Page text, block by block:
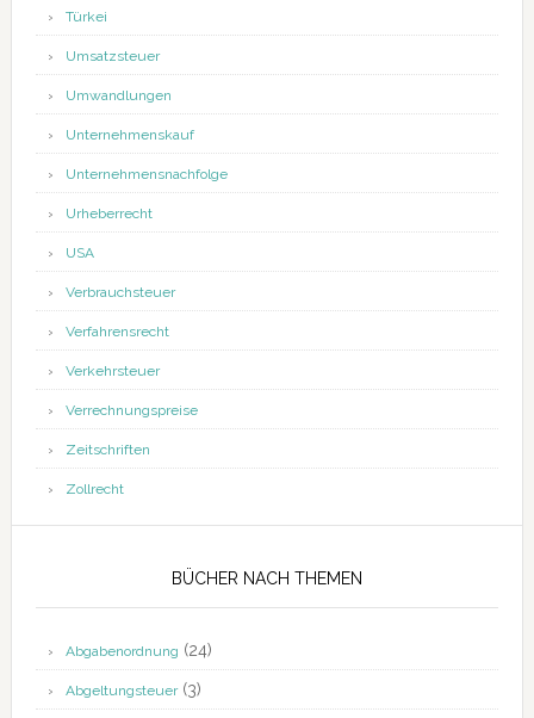
Türkei
Umsatzsteuer
Umwandlungen
Unternehmenskauf
Unternehmensnachfolge
Urheberrecht
USA
Verbrauchsteuer
Verfahrensrecht
Verkehrsteuer
Verrechnungspreise
Zeitschriften
Zollrecht
BÜCHER NACH THEMEN
Abgabenordnung (24)
Abgeltungsteuer(3)